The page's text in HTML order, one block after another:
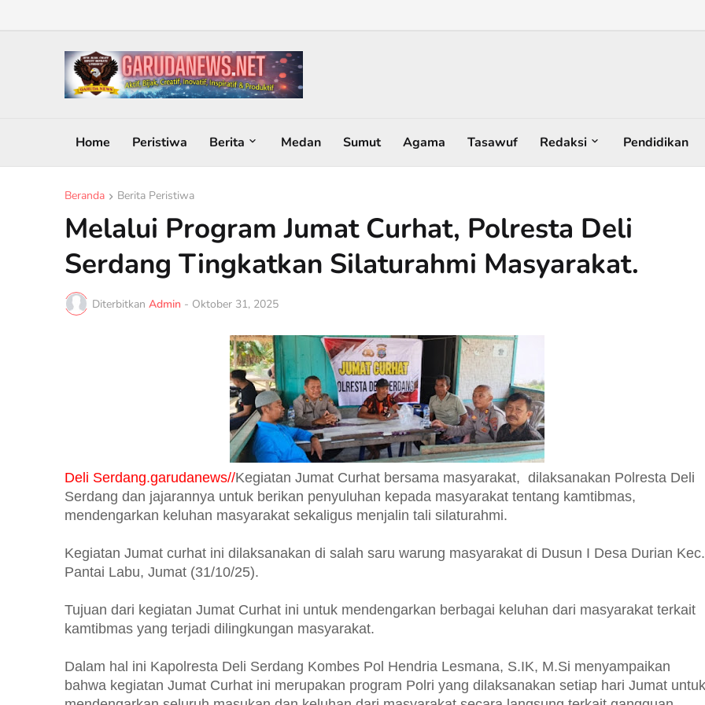
Home Peristiwa Berita Medan Sumut Agama Tasawuf Redaksi Pendidikan
Beranda Berita Peristiwa
Melalui Program Jumat Curhat, Polresta Deli
Serdang Tingkatkan Silaturahmi Masyarakat.
Diterbitkan Admin - Oktober 31, 2025
Deli Serdang.garudanews//Kegiatan Jumat Curhat bersama masyarakat, dilaksanakan Polresta Deli
Serdang dan jajarannya untuk berikan penyuluhan kepada masyarakat tentang kamtibmas,
mendengarkan keluhan masyarakat sekaligus menjalin tali silaturahmi.
Kegiatan Jumat curhat ini dilaksanakan di salah saru warung masyarakat di Dusun I Desa Durian Kec.
Pantai Labu, Jumat (31/10/25).
Tujuan dari kegiatan Jumat Curhat ini untuk mendengarkan berbagai keluhan dari masyarakat terkait
kamtibmas yang terjadi dilingkungan masyarakat.
Dalam hal ini Kapolresta Deli Serdang Kombes Pol Hendria Lesmana, S.IK, M.Si menyampaikan
bahwa kegiatan Jumat Curhat ini merupakan program Polri yang dilaksanakan setiap hari Jumat untuk